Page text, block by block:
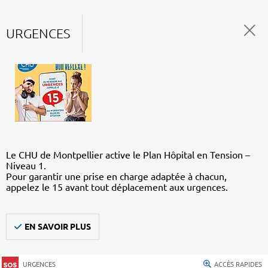
URGENCES
Le CHU de Montpellier active le Plan Hôpital en Tension –
Niveau 1.
Pour garantir une prise en charge adaptée à chacun,
appelez le 15 avant tout déplacement aux urgences.
EN SAVOIR PLUS
URGENCES ACCÈS RAPIDES